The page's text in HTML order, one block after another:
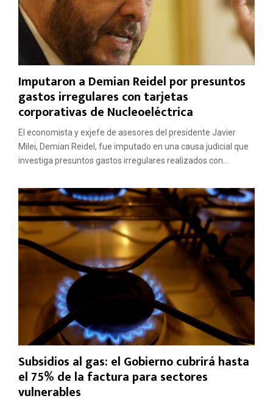
Imputaron a Demian Reidel por presuntos
gastos irregulares con tarjetas
corporativas de Nucleoeléctrica
El economista y exjefe de asesores del presidente Javier
Milei, Demian Reidel, fue imputado en una causa judicial que
investiga presuntos gastos irregulares realizados con...
Subsidios al gas: el Gobierno cubrirá hasta
el 75% de la factura para sectores
vulnerables